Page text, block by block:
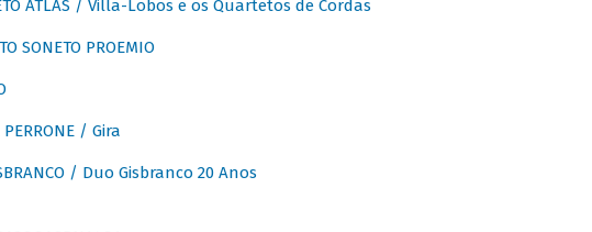
ATLAS / Villa-Lobos e os Quartetos de Cordas
SONETO PROEMIO
PERRONE / Gira
/ Duo Gisbranco 20 Anos